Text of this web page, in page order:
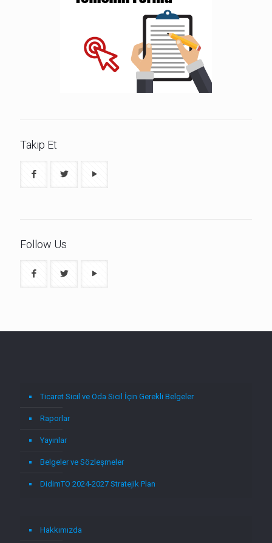
Takip Et
Follow Us
Ticaret Sicil ve Oda Sicil İçin Gerekli Belgeler
Raporlar
Yayınlar
Belgeler ve Sözleşmeler
DidimTO 2024-2027 Stratejik Plan
Hakkımızda